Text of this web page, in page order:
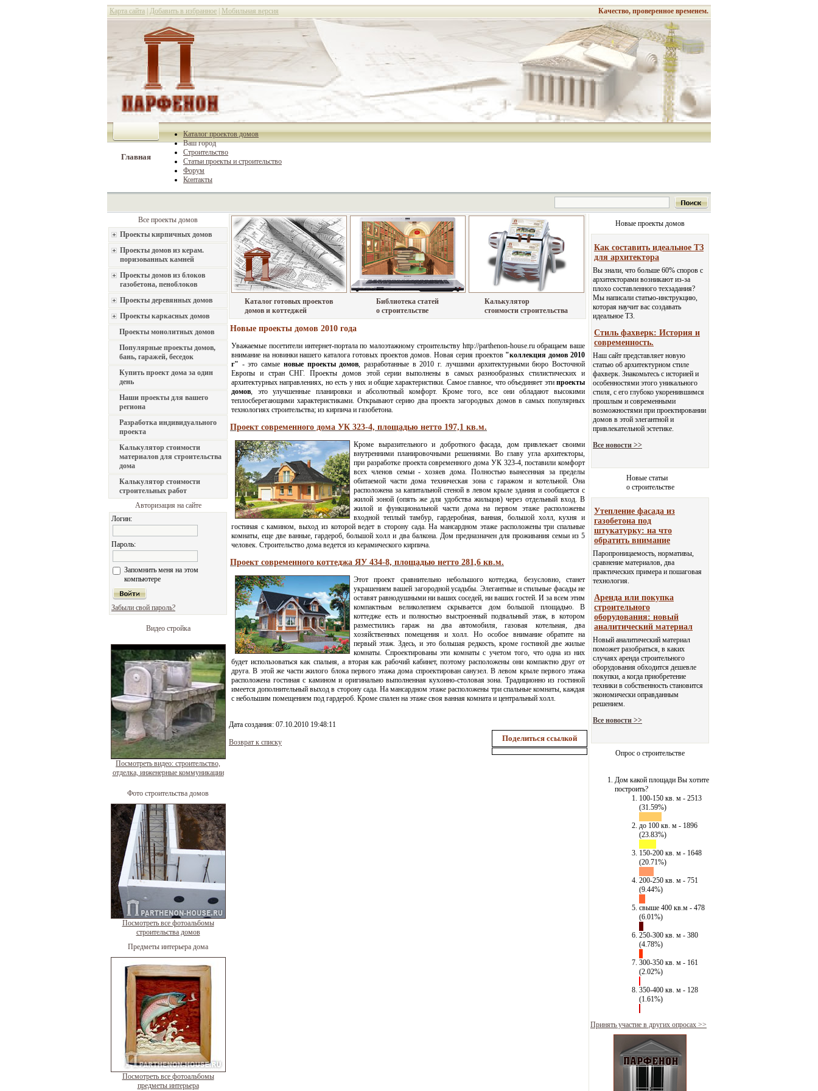
Карта сайта Добавить в избранное Мобильная версия Качество, проверенное временем.
Главная
Каталог проектов домов
Ваш город
Строительство
Статьи проекты и строительство
Форум
Контакты
Все проекты домов
Проекты кирпичных домов
Проекты домов из керам.
поризованных камней
Проекты домов из блоков
газобетона, пеноблоков
Проекты деревянных домов
Проекты каркасных домов
Проекты монолитных домов
Популярные проекты домов,
бань, гаражей, беседок
Купить проект дома за один
день
Наши проекты для вашего
региона
Разработка индивидуального
проекта
Калькулятор стоимости
материалов для строительства
дома
Калькулятор стоимости
строительных работ
Авторизация на сайте
Логин:
Пароль:
Запомнить меня на этом
компьютере
Забыли свой пароль?
Видео стройка
Посмотреть видео: строительство,
отделка, инженерные коммуникации
Фото строительства домов
Посмотреть все фотоальбомы
строительства домов
Предметы интерьера дома
Посмотреть все фотоальбомы
предметы интерьера
Каталог готовых проектов
домов и коттеджей
Библиотека статей
о строительстве
Калькулятор
стоимости строительства
Новые проекты домов 2010 года
Уважаемые посетители интернет-портала по малоэтажному строительству http://parthenon-house.ru обращаем ваше
внимание на новинки нашего каталога готовых проектов домов. Новая серия проектов "коллекция домов 2010
г" - это самые новые проекты домов, разработанные в 2010 г. лучшими архитектурными бюро Восточной
Европы и стран СНГ. Проекты домов этой серии выполнены в самых разнообразных стилистических и
архитектурных направлениях, но есть у них и общие характеристики. Самое главное, что объединяет эти проекты
домов, это улучшенные планировки и абсолютный комфорт. Кроме того, все они обладают высокими
теплосберегающими характеристиками. Открывают серию два проекта загородных домов в самых популярных
технологиях строительства; из кирпича и газобетона.
Проект современного дома УК 323-4, площадью нетто 197,1 кв.м.
Кроме выразительного и добротного фасада, дом привлекает своими
внутренними планировочными решениями. Во главу угла архитекторы,
при разработке проекта современного дома УК 323-4, поставили комфорт
всех членов семьи - хозяев дома. Полностью вынесенная за пределы
обитаемой части дома техническая зона с гаражом и котельной. Она
расположена за капитальной стеной в левом крыле здания и сообщается с
жилой зоной (опять же для удобства жильцов) через отдельный вход. В
жилой и функциональной части дома на первом этаже расположены
входной теплый тамбур, гардеробная, ванная, большой холл, кухня и
гостиная с камином, выход из которой ведет в сторону сада. На мансардном этаже расположены три спальные
комнаты, еще две ванные, гардероб, большой холл и два балкона. Дом предназначен для проживания семьи из 5
человек. Строительство дома ведется из керамического кирпича.
Проект современного коттеджа ЯУ 434-8, площадью нетто 281,6 кв.м.
Этот проект сравнительно небольшого коттеджа, безусловно, станет
украшением вашей загородной усадьбы. Элегантные и стильные фасады не
оставят равнодушными ни ваших соседей, ни ваших гостей. И за всем этим
компактным великолепием скрывается дом большой площадью. В
коттедже есть и полностью выстроенный подвальный этаж, в котором
разместились гараж на два автомобиля, газовая котельная, два
хозяйственных помещения и холл. Но особое внимание обратите на
первый этаж. Здесь, и это большая редкость, кроме гостиной две жилые
комнаты. Спроектированы эти комнаты с учетом того, что одна из них
будет использоваться как спальня, а вторая как рабочий кабинет, поэтому расположены они компактно друг от
друга. В этой же части жилого блока первого этажа дома спроектирован санузел. В левом крыле первого этажа
расположена гостиная с камином и оригинально выполненная кухонно-столовая зона. Традиционно из гостиной
имеется дополнительный выход в сторону сада. На мансардном этаже расположены три спальные комнаты, каждая
с небольшим помещением под гардероб. Кроме спален на этаже своя ванная комната и центральный холл.
Дата создания: 07.10.2010 19:48:11
Возврат к списку Поделиться ссылкой
Новые проекты домов
Как составить идеальное ТЗ
для архитектора
Вы знали, что больше 60% споров с
архитекторами возникают из-за
плохо составленного техзадания?
Мы написали статью-инструкцию,
которая научит вас создавать
идеальное ТЗ.
Стиль фахверк: История и
современность.
Наш сайт представляет новую
статью об архитектурном стиле
фахверк. Знакомьтесь с историей и
особенностями этого уникального
стиля, с его глубоко укоренившимся
прошлым и современными
возможностями при проектировании
домов в этой элегантной и
привлекательной эстетике.
Все новости >>
Новые статьи
о строительстве
Утепление фасада из
газобетона под
штукатурку: на что
обратить внимание
Паропроницаемость, нормативы,
сравнение материалов, два
практических примера и пошаговая
технология.
Аренда или покупка
строительного
оборудования: новый
аналитический материал
Новый аналитический материал
поможет разобраться, в каких
случаях аренда строительного
оборудования обходится дешевле
покупки, а когда приобретение
техники в собственность становится
экономически оправданным
решением.
Все новости >>
Опрос о строительстве
Дом какой площади Вы хотите
построить?
100-150 кв. м - 2513
(31.59%)
до 100 кв. м - 1896
(23.83%)
150-200 кв. м - 1648
(20.71%)
200-250 кв. м - 751
(9.44%)
свыше 400 кв.м - 478
(6.01%)
250-300 кв. м - 380
(4.78%)
300-350 кв. м - 161
(2.02%)
350-400 кв. м - 128
(1.61%)
Принять участие в других опросах >>